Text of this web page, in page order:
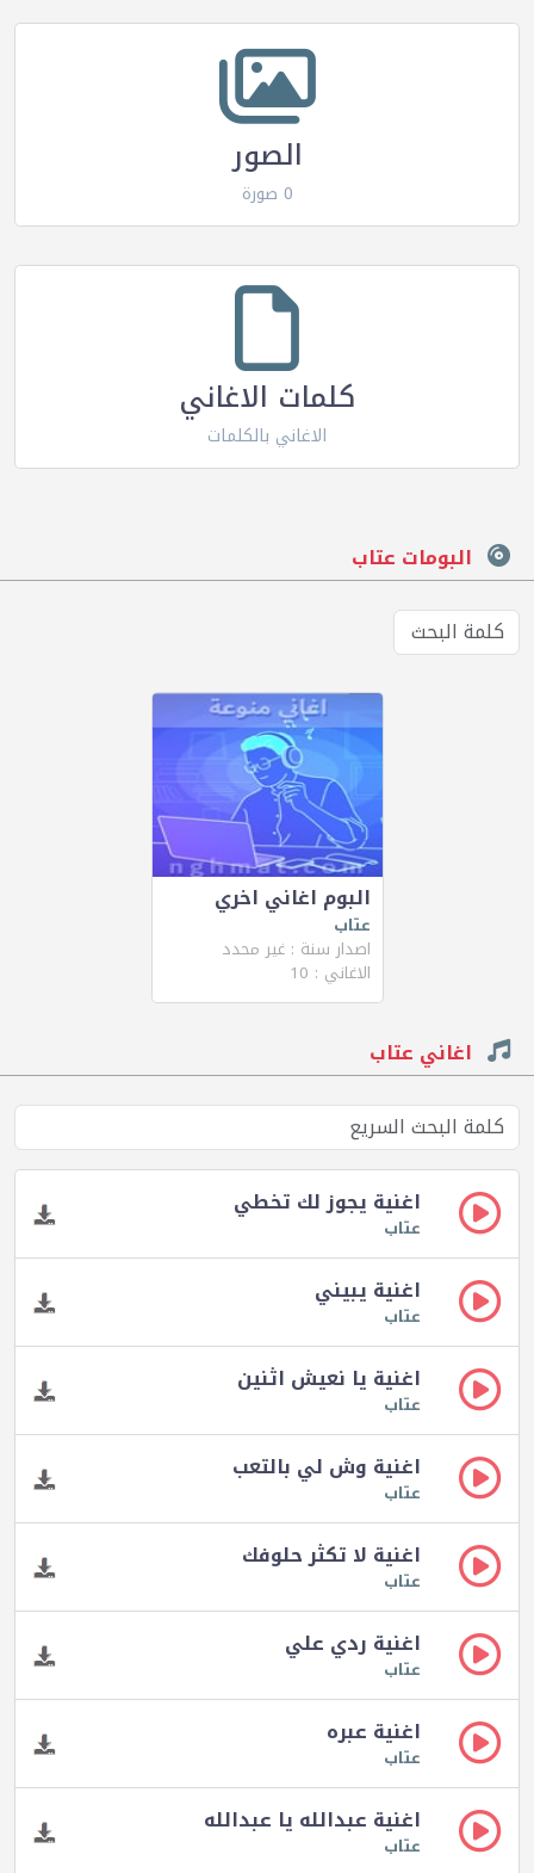
الصور
0 صورة
كلمات الاغاني
الاغاني بالكلمات
البومات عتاب
البوم اغاني اخري
عتاب
اصدار سنة : غير محدد
الاغاني : 10
اغاني عتاب
اغنية يجوز لك تخطي
عتاب
اغنية يبيني
عتاب
اغنية يا نعيش اثنين
عتاب
اغنية وش لي بالتعب
عتاب
اغنية لا تكثر حلوفك
عتاب
اغنية ردي علي
عتاب
اغنية عبره
عتاب
اغنية عبدالله يا عبدالله
عتاب